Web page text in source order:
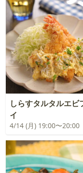
しらすタルタルエビ
イ
4/14 (月) 19:00〜20:00